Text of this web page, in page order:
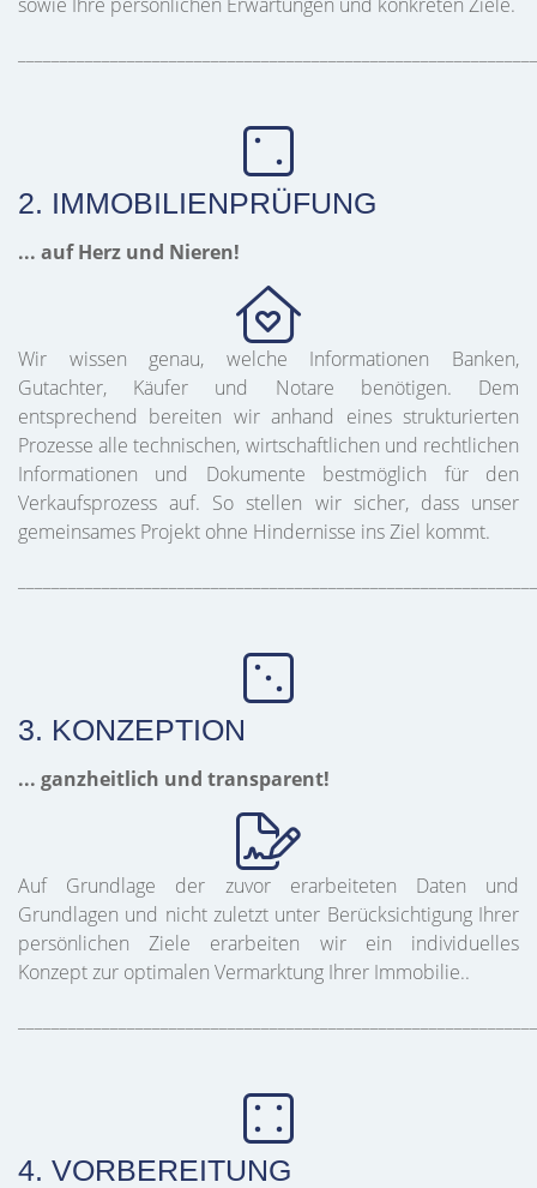
2. IMMOBILIENPRÜFUNG
... auf Herz und Nieren!
Wir wissen genau, welche Informationen Banken,
Gutachter, Käufer und Notare benötigen. Dem
entsprechend bereiten wir anhand eines strukturierten
Prozesse alle technischen, wirtschaftlichen und rechtlichen
Informationen und Dokumente bestmöglich für den
Verkaufsprozess auf. So stellen wir sicher, dass unser
gemeinsames Projekt ohne Hindernisse ins Ziel kommt.
3. KONZEPTION
... ganzheitlich und transparent!
Auf Grundlage der zuvor erarbeiteten Daten und
Grundlagen und nicht zuletzt unter Berücksichtigung Ihrer
persönlichen Ziele erarbeiten wir ein individuelles
Konzept zur optimalen Vermarktung Ihrer Immobilie..
4. VORBEREITUNG